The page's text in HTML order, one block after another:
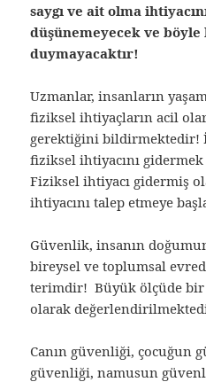
saygı ve ait olma
düşünemeyecek ve
duymayacaktır!
Uzmanlar, insanların
fiziksel ihtiyaçların acil
gerektiğini bildirmektedir!
fiziksel ihtiyacını
Fiziksel ihtiyacı gidermiş
ihtiyacını talep etmeye
Güvenlik, insanın
bireysel ve toplumsal
terimdir! Büyük ölçüde
olarak
Canın güvenliği, çocuğun
güvenliği, namusun